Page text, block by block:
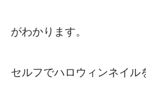
がわかります。
セルフでハロウィンネイル